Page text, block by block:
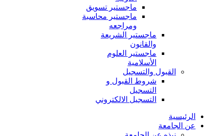
ماجستير تسويق
ماجستير محاسبة
ومراجعه
ماجستير الشريعة
والقانون
ماجستير العلوم
الأسلامية
القبول والتسجيل
شروط القبول و
التسجيل
التسجيل الالكتروني
الرئيسية
عن الجامعة